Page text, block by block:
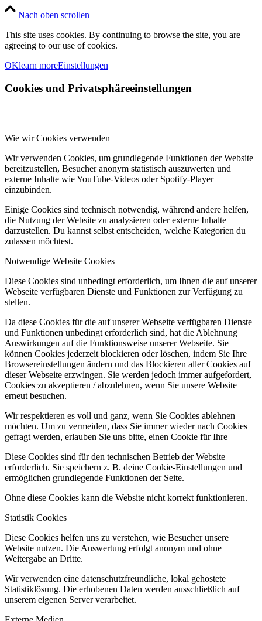
Nach oben scrollen
This site uses cookies. By continuing to browse the site, you are
agreeing to our use of cookies.
OKlearn moreEinstellungen
Cookies und Privatsphäreeinstellungen
Wie wir Cookies verwenden
Wir verwenden Cookies, um grundlegende Funktionen der Website
bereitzustellen, Besucher anonym statistisch auszuwerten und
externe Inhalte wie YouTube-Videos oder Spotify-Player
einzubinden.
Einige Cookies sind technisch notwendig, während andere helfen,
die Nutzung der Website zu analysieren oder externe Inhalte
darzustellen. Du kannst selbst entscheiden, welche Kategorien du
zulassen möchtest.
Notwendige Website Cookies
Diese Cookies sind unbedingt erforderlich, um Ihnen die auf unserer
Webseite verfügbaren Dienste und Funktionen zur Verfügung zu
stellen.
Da diese Cookies für die auf unserer Webseite verfügbaren Dienste
und Funktionen unbedingt erforderlich sind, hat die Ablehnung
Auswirkungen auf die Funktionsweise unserer Webseite. Sie
können Cookies jederzeit blockieren oder löschen, indem Sie Ihre
Browsereinstellungen ändern und das Blockieren aller Cookies auf
dieser Webseite erzwingen. Sie werden jedoch immer aufgefordert,
Cookies zu akzeptieren / abzulehnen, wenn Sie unsere Website
erneut besuchen.
Wir respektieren es voll und ganz, wenn Sie Cookies ablehnen
möchten. Um zu vermeiden, dass Sie immer wieder nach Cookies
gefragt werden, erlauben Sie uns bitte, einen Cookie für Ihre
Diese Cookies sind für den technischen Betrieb der Website
erforderlich. Sie speichern z. B. deine Cookie-Einstellungen und
ermöglichen grundlegende Funktionen der Seite.
Ohne diese Cookies kann die Website nicht korrekt funktionieren.
Statistik Cookies
Diese Cookies helfen uns zu verstehen, wie Besucher unsere
Website nutzen. Die Auswertung erfolgt anonym und ohne
Weitergabe an Dritte.
Wir verwenden eine datenschutzfreundliche, lokal gehostete
Statistiklösung. Die erhobenen Daten werden ausschließlich auf
unserem eigenen Server verarbeitet.